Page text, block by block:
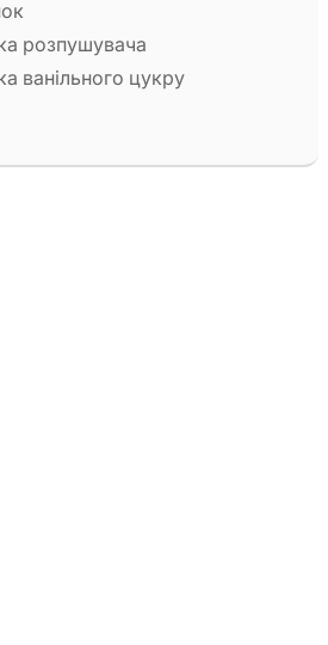
розпушувача
ванільного цукру